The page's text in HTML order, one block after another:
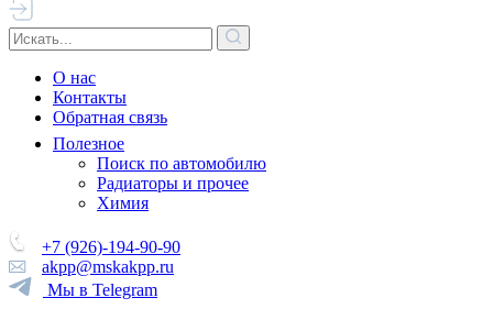
О нас
Контакты
Обратная связь
Полезное
Поиск по автомобилю
Радиаторы и прочее
Химия
+7 (926)-194-90-90
akpp@mskakpp.ru
Мы в Telegram